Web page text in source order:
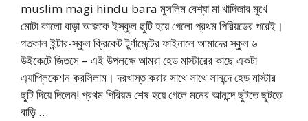
muslim magi hindu bara মুসলিম বেশ্যা মা খাদিজার মুখে
মোটা কালো বাড়া আজকে ইস্কুল ছুটি হয়ে গেলো প্রথম পিরিয়ডের পরেই।
গতকাল ইন্টার-স্কুল ক্রিকেট টুর্ণামেন্টের ফাইনালে আমাদের স্কুল ৬
উইকেটে জিতসে – এই উপলক্ষে আমরা হেড মাস্টারের কাছে একটা
এ্যাপ্লিকেশন করসিলাম। দরখাস্ত করার সাথে সাথে সানন্দে হেড মাস্টার
ছুটি দিয়ে দিলেন! প্রথম পিরিয়ড শেষ হয়ে গেলে মনের আনন্দে ছুটতে ছুটতে
বাড়ি …